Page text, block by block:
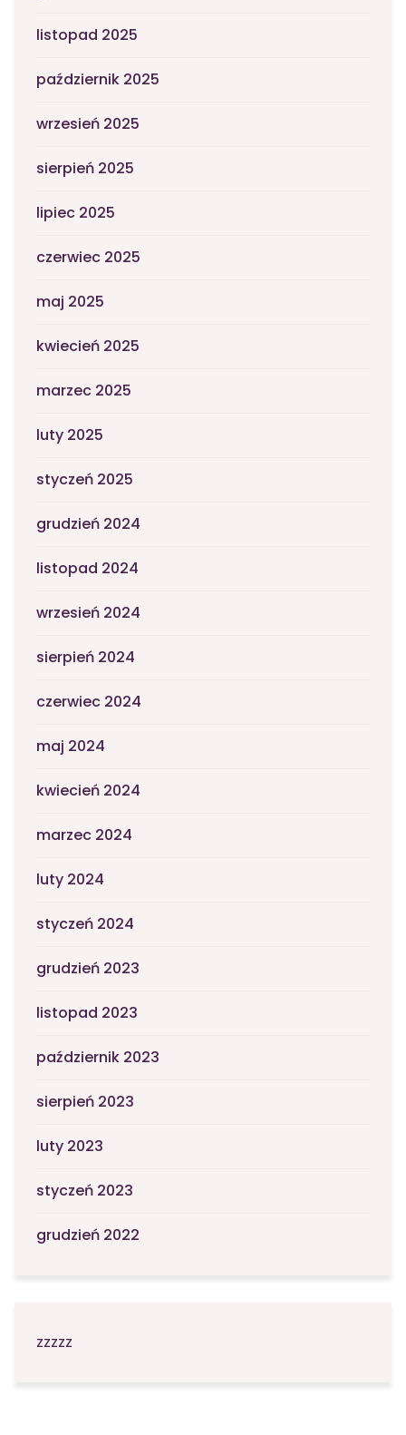
listopad 2025
październik 2025
wrzesień 2025
sierpień 2025
lipiec 2025
czerwiec 2025
maj 2025
kwiecień 2025
marzec 2025
luty 2025
styczeń 2025
grudzień 2024
listopad 2024
wrzesień 2024
sierpień 2024
czerwiec 2024
maj 2024
kwiecień 2024
marzec 2024
luty 2024
styczeń 2024
grudzień 2023
listopad 2023
październik 2023
sierpień 2023
luty 2023
styczeń 2023
grudzień 2022
zzzzz